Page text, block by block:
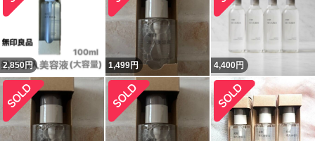
2,850円 1,499円 4,400円